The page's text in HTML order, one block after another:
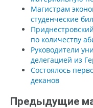
Магистрам
студенческие
по количеству
Руководители
делегацией из
Состоялось
деканов
Предыдущие